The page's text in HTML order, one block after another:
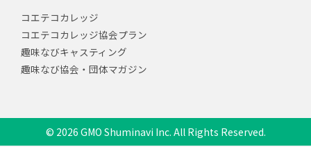
コエテコカレッジ
コエテコカレッジ協会プラン
趣味なびキャスティング
趣味なび協会・団体マガジン
© 2026 GMO Shuminavi Inc. All Rights Reserved.